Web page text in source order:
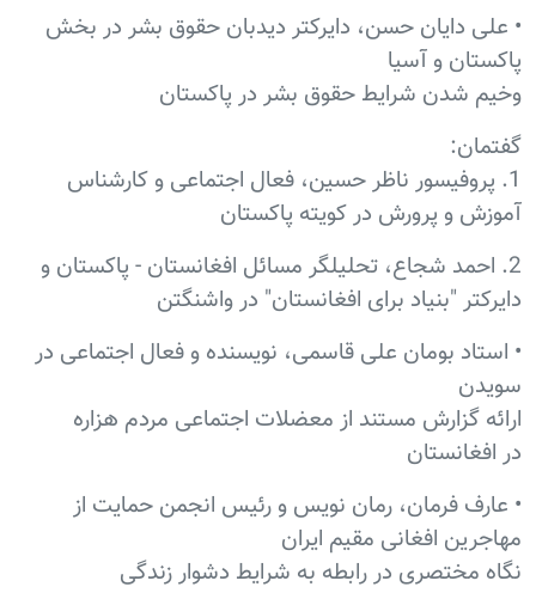
• علی دایان حسن، دایرکتر دیدبان حقوق بشر در بخش
پاکستان و آسیا
وخیم شدن شرایط حقوق بشر در پاکستان
گفتمان:
1. پروفیسور ناظر حسین، فعال اجتماعی و کارشناس
آموزش و پرورش در کویته پاکستان
2. احمد شجاع، تحلیلگر مسائل افغانستان - پاکستان و
دایرکتر "بنیاد برای افغانستان" در واشنگتن
• استاد بومان علی قاسمی، نویسنده و فعال اجتماعی در
سویدن
ارائه گزارش مستند از معضلات اجتماعی مردم هزاره
در افغانستان
• عارف فرمان، رمان نویس و رئیس انجمن حمایت از
مهاجرین افغانی مقیم ایران
نگاه مختصری در رابطه به شرایط دشوار زندگی